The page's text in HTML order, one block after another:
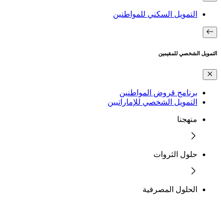
التمويل السكني للمواطنين
التمويل الشخصي للمقيمين
برنامج قروض المواطنين
التمويل الشخصي للإماراتيين
منهجنا
حلول الثروات
الحلول المصرفية